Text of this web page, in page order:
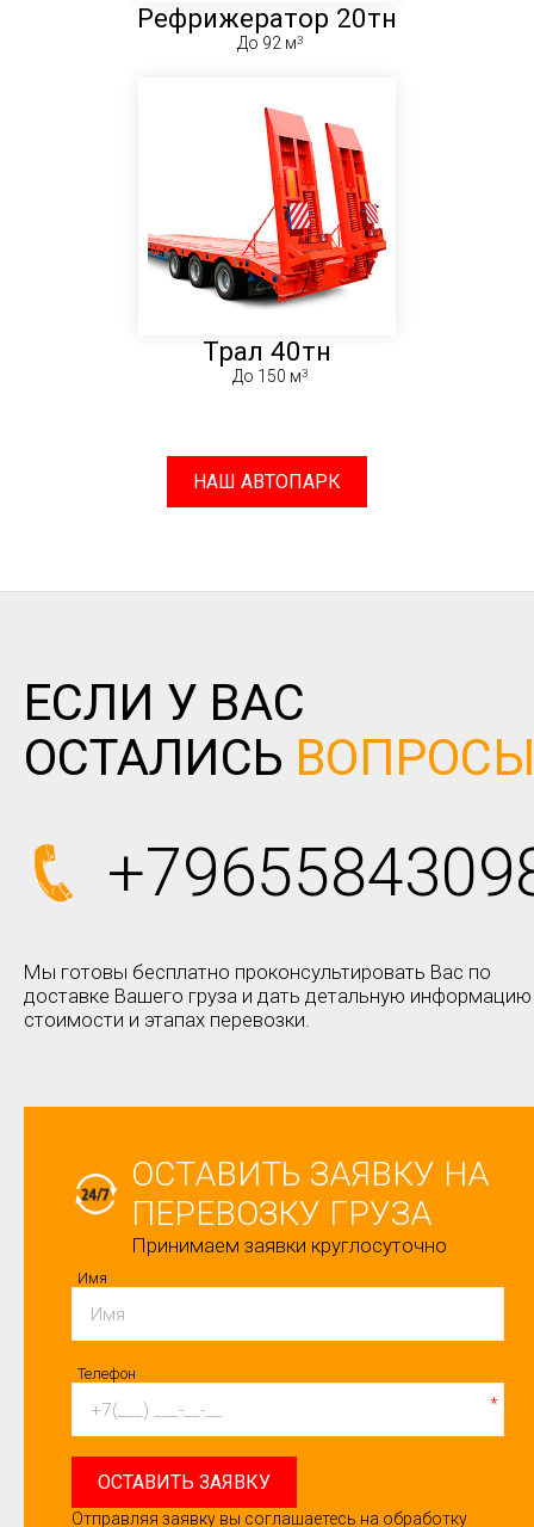
Рефрижератор 20тн
До 92 м
Трал 40тн
До 150 м
НАШ АВТОПАРК
ЕСЛИ У ВАС
ОСТАЛИСЬ
Мы готовы бесплатно проконсультировать Вас по
доставке Вашего груза и дать детальную
стоимости и этапах перевозки.
ОСТАВИТЬ ЗАЯВКУ НА
ПЕРЕВОЗКУ ГРУЗА
Принимаем заявки круглосуточно
Имя
Телефон
*
ОСТАВИТЬ ЗАЯВКУ
Отправляя заявку вы соглашаетесь на обработку